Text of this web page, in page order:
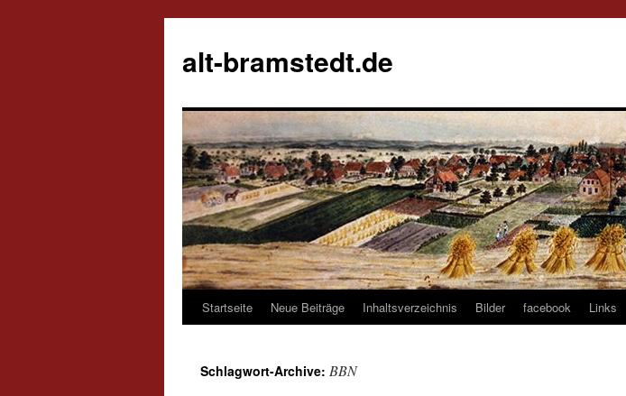
alt-bramstedt.de
Zum
springen
Startseite Neue Beiträge Inhaltsverzeichnis Bilder facebook Links
Schlagwort-Archive: BBN